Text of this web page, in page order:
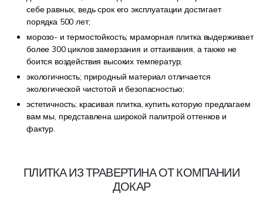
себе равных, ведь срок его эксплуатации достигает
порядка 500 лет;
морозо- и термостойкость; мраморная плитка выдерживает
более 300 циклов замерзания и оттаивания, а также не
боится воздействия высоких температур;
экологичность; природный материал отличается
экологической чистотой и безопасностью;
эстетичность; красивая плитка, купить которую предлагаем
вам мы, представлена широкой палитрой оттенков и
фактур.
ПЛИТКА ИЗ ТРАВЕРТИНА ОТ КОМПАНИИ
ДОКАР